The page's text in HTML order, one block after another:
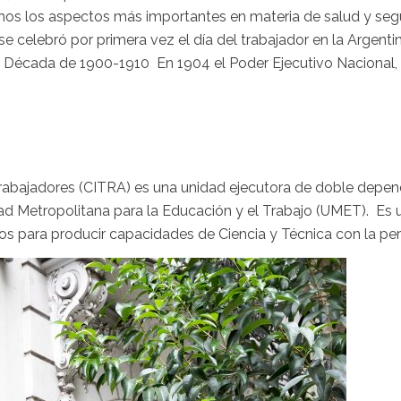
los aspectos más importantes en materia de salud y
celebró por primera vez el día del trabajador en la
de 1900-1910 En 1904 el Poder Ejecutivo Nacional,
(CITRA) es una unidad ejecutora de doble
Metropolitana para la Educación y el Trabajo (UMET).
para producir capacidades de Ciencia y Técnica con la